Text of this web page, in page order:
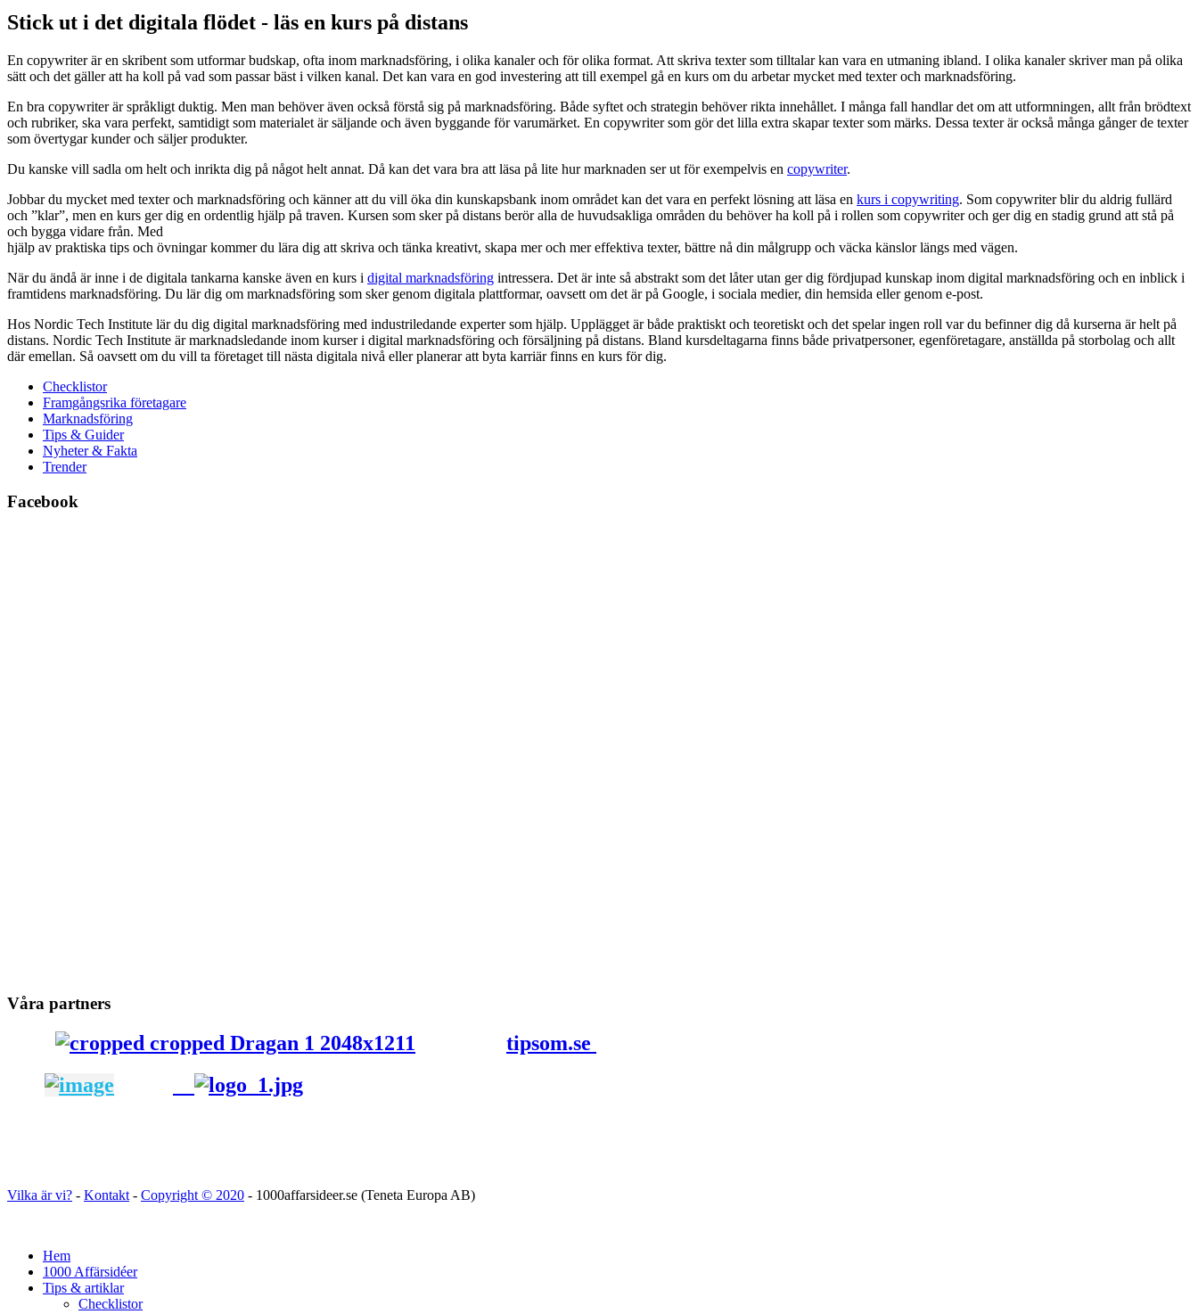
Stick ut i det digitala flödet - läs en kurs på distans
En copywriter är en skribent som utformar budskap, ofta inom marknadsföring, i olika kanaler och för olika format. Att skriva texter som tilltalar kan vara en utmaning ibland. I olika kanaler skriver man på olika
sätt och det gäller att ha koll på vad som passar bäst i vilken kanal. Det kan vara en god investering att till exempel gå en kurs om du arbetar mycket med texter och marknadsföring.
En bra copywriter är språkligt duktig. Men man behöver även också förstå sig på marknadsföring. Både syftet och strategin behöver rikta innehållet. I många fall handlar det om att utformningen, allt från brödtext
och rubriker, ska vara perfekt, samtidigt som materialet är säljande och även byggande för varumärket. En copywriter som gör det lilla extra skapar texter som märks. Dessa texter är också många gånger de texter
som övertygar kunder och säljer produkter.
Du kanske vill sadla om helt och inrikta dig på något helt annat. Då kan det vara bra att läsa på lite hur marknaden ser ut för exempelvis en copywriter.
Jobbar du mycket med texter och marknadsföring och känner att du vill öka din kunskapsbank inom området kan det vara en perfekt lösning att läsa en kurs i copywriting. Som copywriter blir du aldrig fullärd
och ”klar”, men en kurs ger dig en ordentlig hjälp på traven. Kursen som sker på distans berör alla de huvudsakliga områden du behöver ha koll på i rollen som copywriter och ger dig en stadig grund att stå på
och bygga vidare från. Med
hjälp av praktiska tips och övningar kommer du lära dig att skriva och tänka kreativt, skapa mer och mer effektiva texter, bättre nå din målgrupp och väcka känslor längs med vägen.
När du ändå är inne i de digitala tankarna kanske även en kurs i digital marknadsföring intressera. Det är inte så abstrakt som det låter utan ger dig fördjupad kunskap inom digital marknadsföring och en inblick i
framtidens marknadsföring. Du lär dig om marknadsföring som sker genom digitala plattformar, oavsett om det är på Google, i sociala medier, din hemsida eller genom e-post.
Hos Nordic Tech Institute lär du dig digital marknadsföring med industriledande experter som hjälp. Upplägget är både praktiskt och teoretiskt och det spelar ingen roll var du befinner dig då kurserna är helt på
distans. Nordic Tech Institute är marknadsledande inom kurser i digital marknadsföring och försäljning på distans. Bland kursdeltagarna finns både privatpersoner, egenföretagare, anställda på storbolag och allt
där emellan. Så oavsett om du vill ta företaget till nästa digitala nivå eller planerar att byta karriär finns en kurs för dig.
Checklistor
Framgångsrika företagare
Marknadsföring
Tips & Guider
Nyheter & Fakta
Trender
Facebook
Våra partners
tipsom.se
Vilka är vi? - Kontakt - Copyright © 2020 - 1000affarsideer.se (Teneta Europa AB)
Hem
1000 Affärsidéer
Tips & artiklar
Checklistor